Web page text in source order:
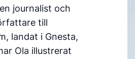
journalist och
till
landat i Gnesta,
Ola illustrerat